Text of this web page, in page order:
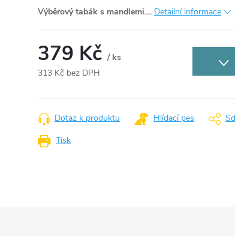
Výběrový tabák s mandlemi.... Detailní informace
379 Kč / ks
313 Kč bez DPH
cena:
Tisk
Dotaz k produktu Hlídací pes